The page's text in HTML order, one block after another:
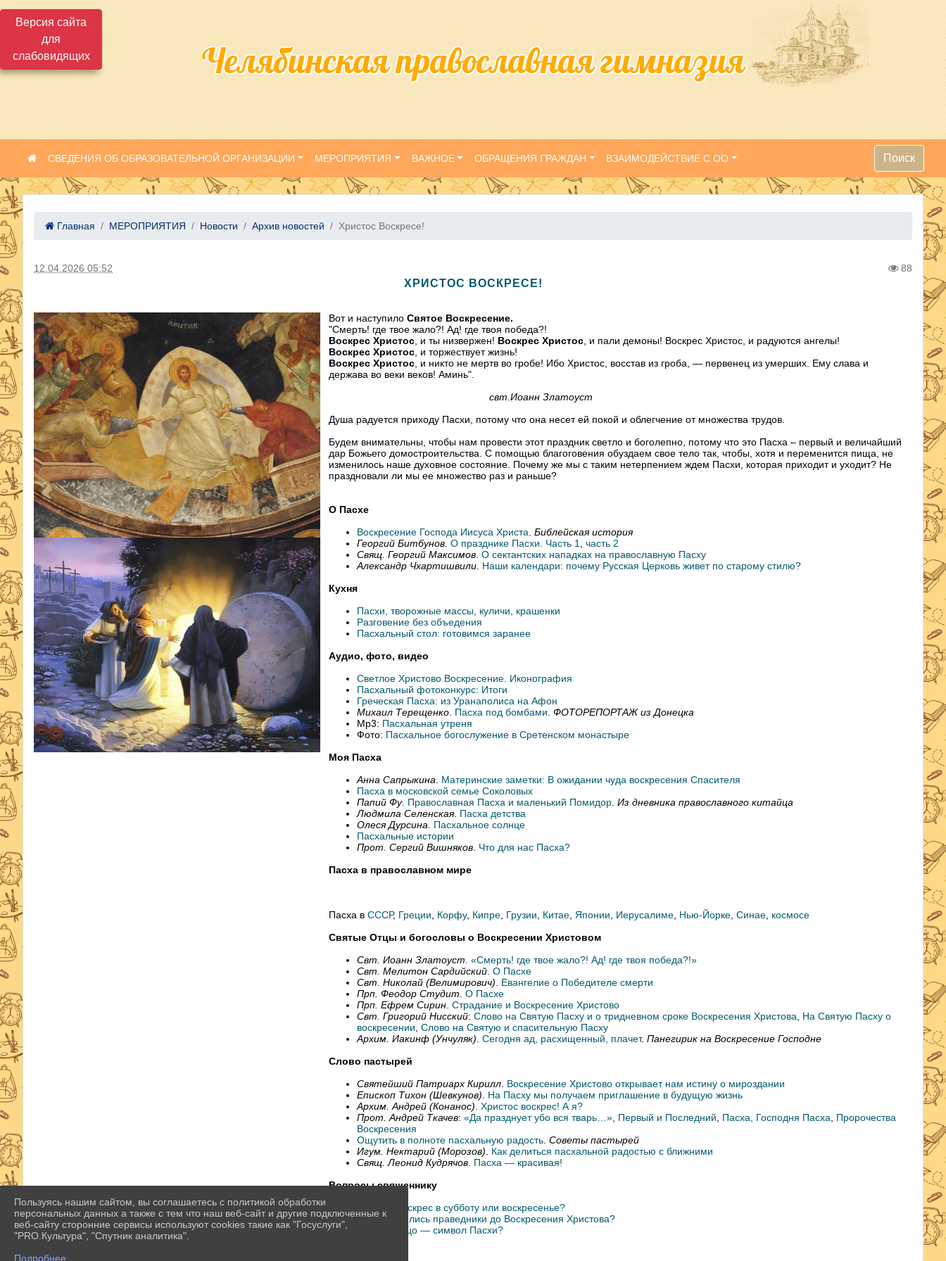
Версия сайта
для
слабовидящих
Челябинская православная гимназия
СВЕДЕНИЯ ОБ ОБРАЗОВАТЕЛЬНОЙ ОРГАНИЗАЦИИ МЕРОПРИЯТИЯ ВАЖНОЕ ОБРАЩЕНИЯ ГРАЖДАН ВЗАИМОДЕЙСТВИЕ С ОО Поиск
Главная МЕРОПРИЯТИЯ Новости Архив новостей Христос Воскресе!
12.04.2026 05:52 88
ХРИСТОС ВОСКРЕСЕ!
Вот и наступило Святое Воскресение.
"Смерть! где твое жало?! Ад! где твоя победа?!
Воскрес Христос , и ты низвержен! Воскрес Христос , и пали демоны! Воскрес Христос, и радуются ангелы!
Воскрес Христос , и торжествует жизнь!
Воскрес Христос , и никто не мертв во гробе! Ибо Христос, восстав из гроба, — первенец из умерших. Ему слава и
держава во веки веков! Аминь".
свт.Иоанн Златоуст
Душа радуется приходу Пасхи, потому что она несет ей покой и облегчение от множества трудов.
Будем внимательны, чтобы нам провести этот праздник светло и боголепно, потому что это Пасха – первый и величайший
дар Божьего домостроительства. С помощью благоговения обуздаем свое тело так, чтобы, хотя и переменится пища, не
изменилось наше духовное состояние. Почему же мы с таким нетерпением ждем Пасхи, которая приходит и уходит? Не
праздновали ли мы ее множество раз и раньше?
О Пасхе
Воскресение Господа Иисуса Христа Библейская история
Георгий Битбунов О празднике Пасхи. Часть 1
часть 2
Свящ. Георгий Максимов О сектантских нападках на православную Пасху
Александр Чхартишвили Наши календари: почему Русская Церковь живет по старому стилю?
Кухня
Пасхи, творожные массы, куличи, крашенки
Разговение без объедения
Пасхальный стол: готовимся заранее
Аудио, фото, видео
Светлое Христово Воскресение. Иконография
Пасхальный фотоконкурс: Итоги
Греческая Пасха: из Уранаполиса на Афон
Михаил Терещенко Пасха под бомбами ФОТОРЕПОРТАЖ из Донецка
Mp3: Пасхальная утреня
Фото: Пасхальное богослужение в Сретенском монастыре
Моя Пасха
Анна Сапрыкина
Материнские заметки: В ожидании чуда воскресения Спасителя
Пасха в московской семье Соколовых
Папий Фу. Православная Пасха и маленький Помидор Из дневника православного китайца
Людмила Селенская. Пасха детства
Олеся Дурсина
Пасхальное солнце
Пасхальные истории
Прот. Сергий Вишняков Что для нас Пасха?
Пасха в православном мире
Пасха в СССР, Греции Корфу, Кипре Грузии Китае Японии Иерусалиме Нью-Йорке Синае космосе
Святые Отцы и богословы о Воскресении Христовом
Свт. Иоанн Златоуст «Смерть! где твое жало?! Ад! где твоя победа?!»
Свт. Мелитон Сардийский О Пасхе
Свт. Николай (Велимирович)
Евангелие о Победителе смерти
Прп. Феодор Студит О Пасхе
Прп. Ефрем Сирин Страдание и Воскресение Христово
Свт. Григорий Нисский: Слово на Святую Пасху и о тридневном сроке Воскресения Христова
На Святую Пасху о
воскресении Слово на Святую и спасительную Пасху
Архим. Иакинф (Унчуляк) Сегодня ад, расхищенный, плачет. Панегирик на Воскресение Господне
Слово пастырей
Святейший Патриарх Кирилл Воскресение Христово открывает нам истину о мироздании
Епископ Тихон (Шевкунов)
На Пасху мы получаем приглашение в будущую жизнь
Архим. Андрей (Конанос) Христос воскрес! А я?
Прот. Андрей Ткачев: «Да празднует убо вся тварь…» Первый и Последний Пасха, Господня Пасха
Пророчества
Воскресения
Ощутить в полноте пасхальную радость Советы пастырей
Игум. Нектарий (Морозов)
Как делиться пасхальной радостью с ближними
Свящ. Леонид Кудрячов Пасха — красивая!
Вопросы священнику
Христос воскрес в субботу или воскресенье?
Где находились праведники до Воскресения Христова?
Почему яйцо — символ Пасхи?
Пользуясь нашим сайтом, вы соглашаетесь с политикой обработки
персональных данных а также с тем что наш веб-сайт и другие подключенные к
веб-сайту сторонние сервисы используют cookies такие как "Госуслуги",
"PRO.Культура", "Спутник аналитика".
Подробнее